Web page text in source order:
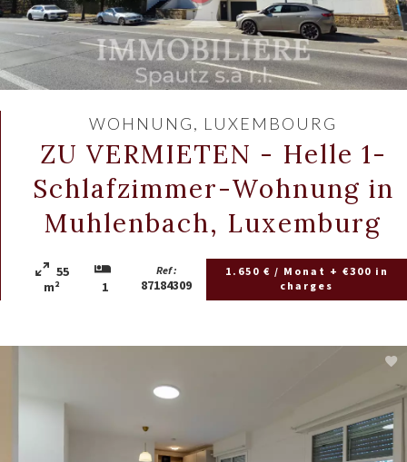
WOHNUNG, LUXEMBOURG
ZU VERMIETEN - Helle 1-
Schlafzimmer-Wohnung in
Muhlenbach, Luxemburg
55
m²
1
Ref :
87184309
1.650 € / Monat + €300 in
charges